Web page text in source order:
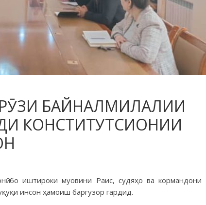
БАЙНАЛМИЛАЛИИ
КОНСТИТУТСИОНИИ
бо иштироки муовини Раис, судяҳо ва кормандони
инсон ҳамоиш баргузор гардид.